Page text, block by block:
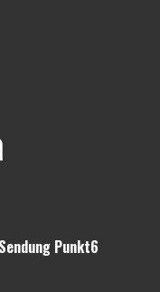
Punkt6